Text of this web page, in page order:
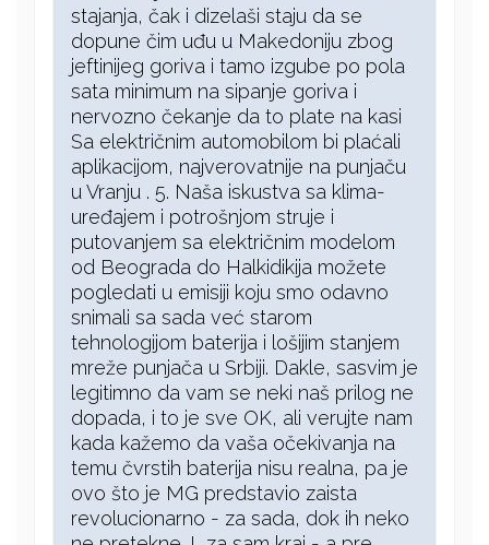
stajanja, čak i dizelaši staju da se
dopune čim uđu u Makedoniju zbog
jeftinijeg goriva i tamo izgube po pola
sata minimum na sipanje goriva i
nervozno čekanje da to plate na kasi
Sa električnim automobilom bi plaćali
aplikacijom, najverovatnije na punjaču
u Vranju . 5. Naša iskustva sa klima-
uređajem i potrošnjom struje i
putovanjem sa električnim modelom
od Beograda do Halkidikija možete
pogledati u emisiji koju smo odavno
snimali sa sada već starom
tehnologijom baterija i lošijim stanjem
mreže punjača u Srbiji. Dakle, sasvim je
legitimno da vam se neki naš prilog ne
dopada, i to je sve OK, ali verujte nam
kada kažemo da vaša očekivanja na
temu čvrstih baterija nisu realna, pa je
ovo što je MG predstavio zaista
revolucionarno - za sada, dok ih neko